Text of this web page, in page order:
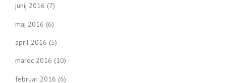
junij 2016 (7)
maj 2016 (6)
april 2016 (5)
marec 2016 (10)
februar 2016 (6)